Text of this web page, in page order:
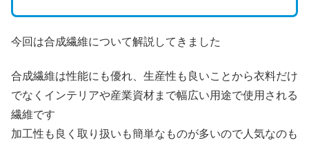
今回は合成繊維について解説してきました
合成繊維は性能にも優れ、生産性も良いことから衣料だけ
でなくインテリアや産業資材まで幅広い用途で使用される
繊維です
加工性も良く取り扱いも簡単なものが多いので人気なのも